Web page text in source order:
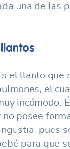
una de las
el llanto que
el
incómodo.
no posee
pues
para que